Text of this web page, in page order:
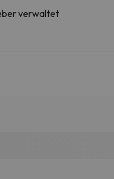
verwaltet